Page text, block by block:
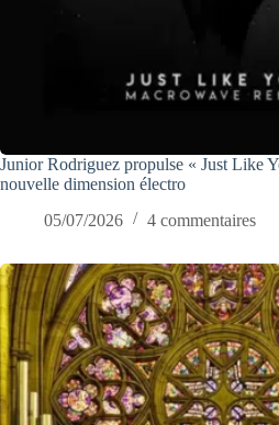
Junior Rodriguez propulse « Just Like
nouvelle dimension électro
05/07/2026
4 commentaires